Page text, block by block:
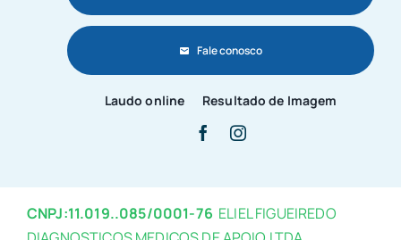
Fale conosco
Laudo online Resultado de Imagem
CNPJ:11.019..085/0001-76 ELIEL FIGUEIREDO